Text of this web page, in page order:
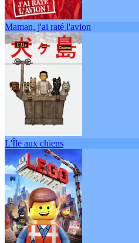
Maman, j'ai raté l'avion
L'Île aux chiens